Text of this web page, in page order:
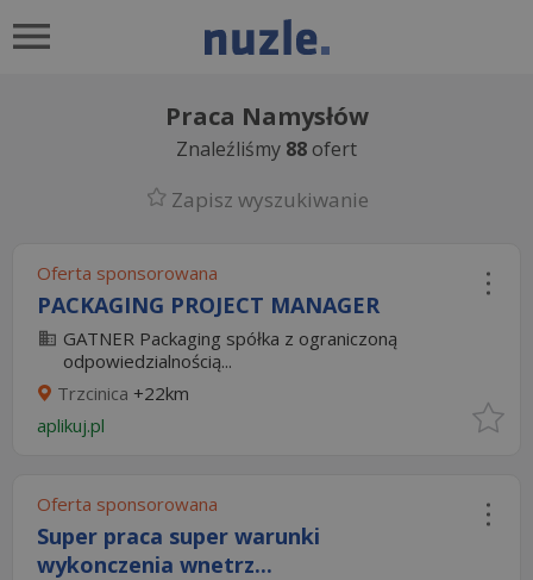
Praca Namysłów
Znaleźliśmy 88 ofert
Zapisz wyszukiwanie
Oferta sponsorowana
PACKAGING PROJECT MANAGER
GATNER Packaging spółka z ograniczoną
odpowiedzialnością...
Trzcinica +22km
aplikuj.pl
Oferta sponsorowana
Super praca super warunki
wykonczenia wnetrz...